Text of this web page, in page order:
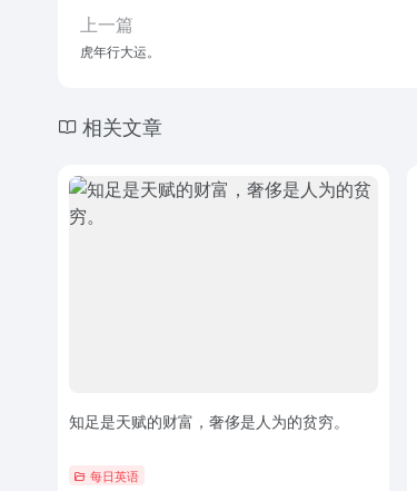
上一篇
虎年行大运。
相关文章
知足是天赋的财富，奢侈是人为的贫穷。
每日英语